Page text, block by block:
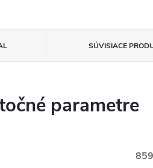
SÚVISIACE
parametre